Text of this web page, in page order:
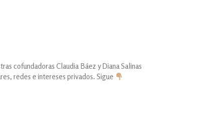
cofundadoras Claudia Báez y Diana Salinas
redes e intereses privados. Sigue